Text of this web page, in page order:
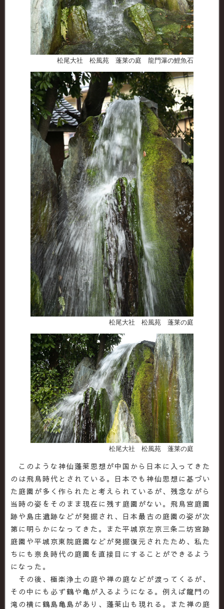
松尾大社 松風苑 蓬莱の庭 龍門瀑の鯉魚石
松尾大社 松風苑 蓬莱の庭
松尾大社 松風苑 蓬莱の庭
このような神仙蓬莱思想が中国から日本に入ってきた
のは飛鳥時代とされている。日本でも神仙思想に基づい
た庭園が多く作られたと考えられているが、残念ながら
当時の姿をそのまま現在に残す庭園がない。飛鳥宮庭園
跡や島庄遺跡などが発掘され、日本最古の庭園の姿が次
第に明らかになってきた。また平城京左京三条二坊宮跡
庭園や平城京東院庭園などが発掘復元されたため、私た
ちにも奈良時代の庭園を直接目にすることができるよう
になった。
その後、極楽浄土の庭や禅の庭などが渡ってくるが、
その中にも必ず鶴や亀が入るようになる。例えば龍門の
滝の横に鶴島亀島があり、蓬莱山も現れる。また禅の庭